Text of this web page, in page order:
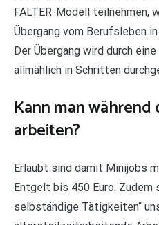
FALTER-Modell teilnehmen,
Übergang vom Berufsleben
Der Übergang wird durch
allmählich in Schritten
Kann man
arbeiten?
Erlaubt sind damit Minijobs
Entgelt bis 450 Euro. Zudem
selbständige Tätigkeiten“